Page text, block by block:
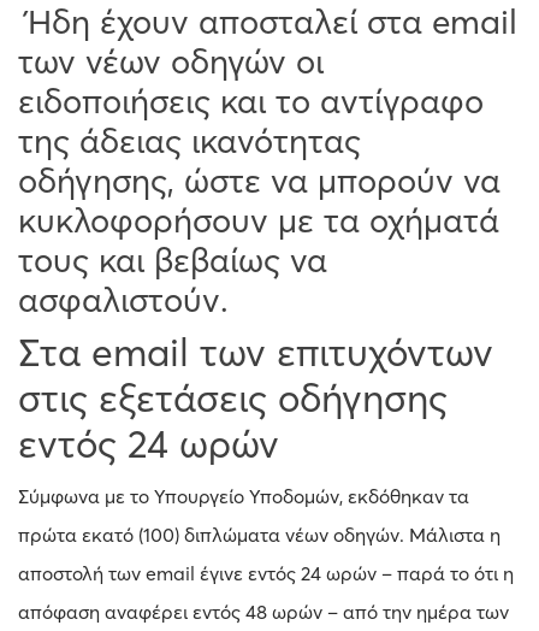
Ήδη έχουν αποσταλεί στα email
των νέων οδηγών οι
ειδοποιήσεις και το αντίγραφο
της άδειας ικανότητας
οδήγησης, ώστε να μπορούν να
κυκλοφορήσουν με τα οχήματά
τους και βεβαίως να
ασφαλιστούν.
Στα email των επιτυχόντων
στις εξετάσεις οδήγησης
εντός 24 ωρών
Σύμφωνα με το Υπουργείο Υποδομών, εκδόθηκαν τα
πρώτα εκατό (100) διπλώματα νέων οδηγών. Μάλιστα η
αποστολή των email έγινε εντός 24 ωρών – παρά το ότι η
απόφαση αναφέρει εντός 48 ωρών – από την ημέρα των